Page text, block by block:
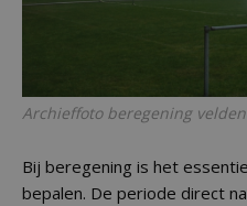
Archieffoto beregening
Bij beregening is het
bepalen. De periode direct